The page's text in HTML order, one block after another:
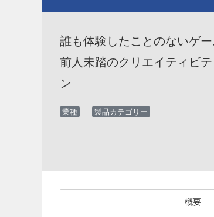
誰も体験したことのないゲ
前人未踏のクリエイティビ
ン
業種 製品カテゴリー
概要